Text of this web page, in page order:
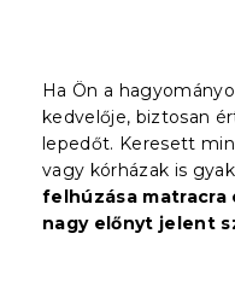
Ha Ön a
kedvelője, biztosan
lepedőt. Keresett
vagy kórházak is
felhúzása matracra
nagy előnyt jelent